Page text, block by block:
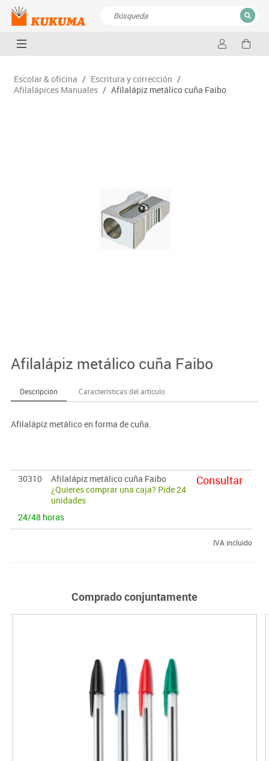
CERRAR
Escolar & oficina / Escritura y corrección /
Afilalápices Manuales / Afilalápiz metálico cuña Faibo
Afilalápiz metálico cuña Faibo
Descripción Características del artículo
Afilalápiz metálico en forma de cuña.
30310
Afilalápiz metálico cuña Faibo
¿Quieres comprar una caja? Pide 24
unidades
24/48 horas
Consultar
IVA incluido
Comprado conjuntamente